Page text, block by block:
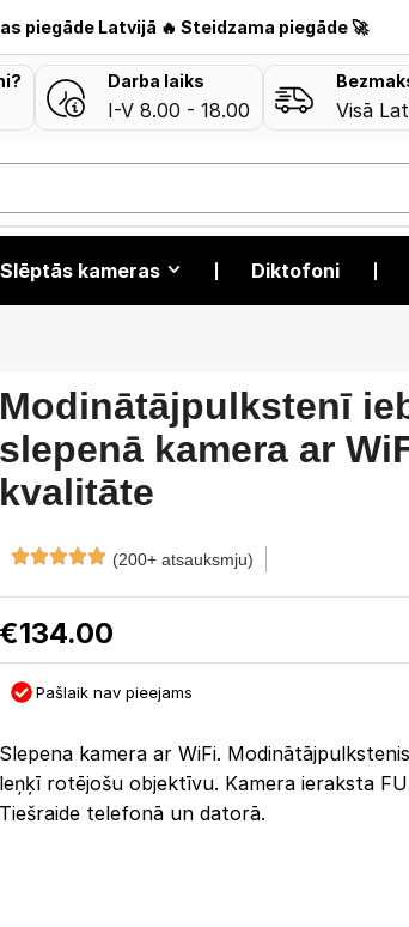
piegāde Latvijā 🔥 Steidzama piegāde 🚀
Darba laiks
I-V 8.00 - 18.00 Visā
Slēptās kameras ❘ Diktofoni ❘
Modinātājpulkstenī
slepenā kamera ar
kvalitāte
(200+ atsauksmju)
€134.00
Pašlaik nav pieejams
Slepena kamera ar WiFi.
leņķī rotējošu objektīvu. Kamera ieraksta
Tiešraide telefonā un datorā.